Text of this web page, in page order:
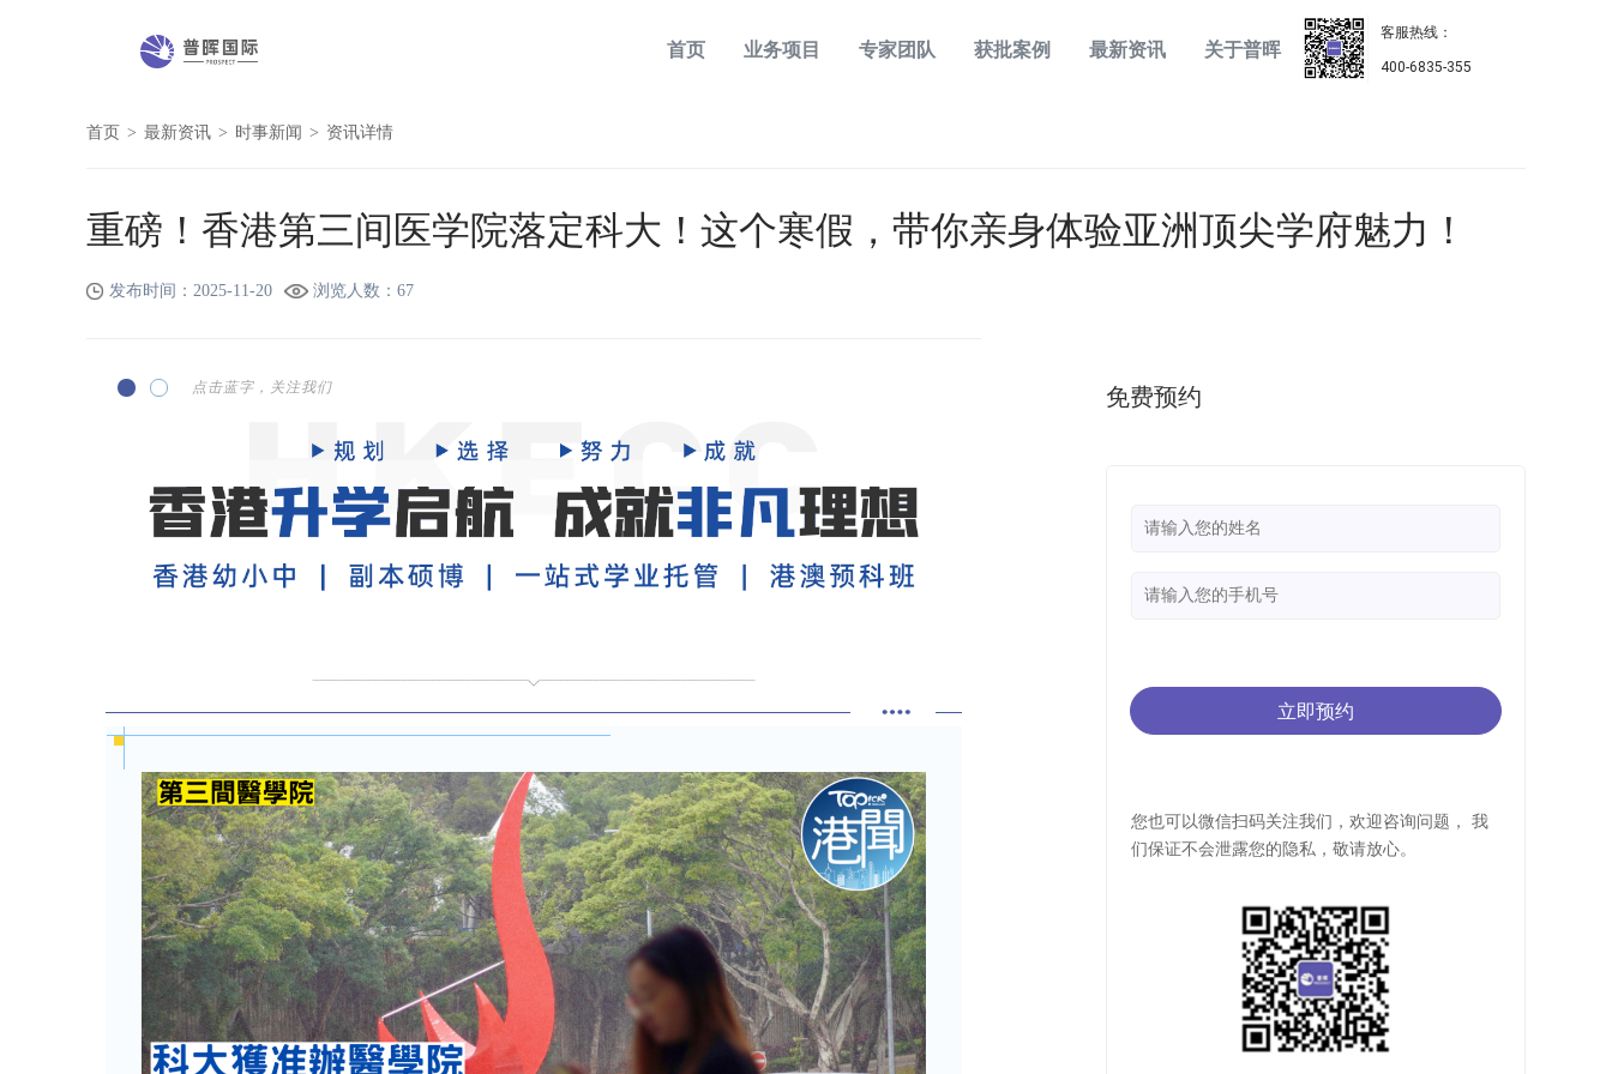
首页 业务项目
海外移民
港校申请
香港专才
香港进修移民
专家团队 获批案例 最新资讯 关于普晖
客服热线：
400-6835-355
首页 > 最新资讯 > 时事新闻 > 资讯详情
重磅！香港第三间医学院落定科大！这个寒假，带你亲身体验亚洲顶尖学府魅力！
发布时间：2025-11-20 浏览人数： 67
点击蓝字，关注我们 免费预约
立即预约
您也可以微信扫码关注我们，欢迎咨询问题， 我
们保证不会泄露您的隐私，敬请放心。